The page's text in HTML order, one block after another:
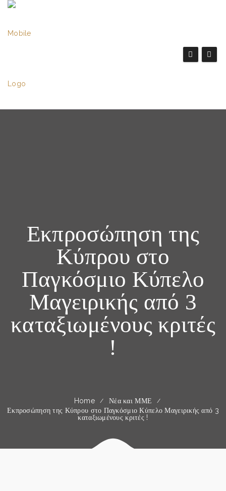
Εκπροσώπηση της
Κύπρου στο
Παγκόσμιο Κύπελο
Μαγειρικής από 3
καταξιωμένους κριτές
!
Home
Νέα και ΜΜΕ
Εκπροσώπηση της Κύπρου στο Παγκόσμιο Κύπελο Μαγειρικής από 3
καταξιωμένους κριτές !